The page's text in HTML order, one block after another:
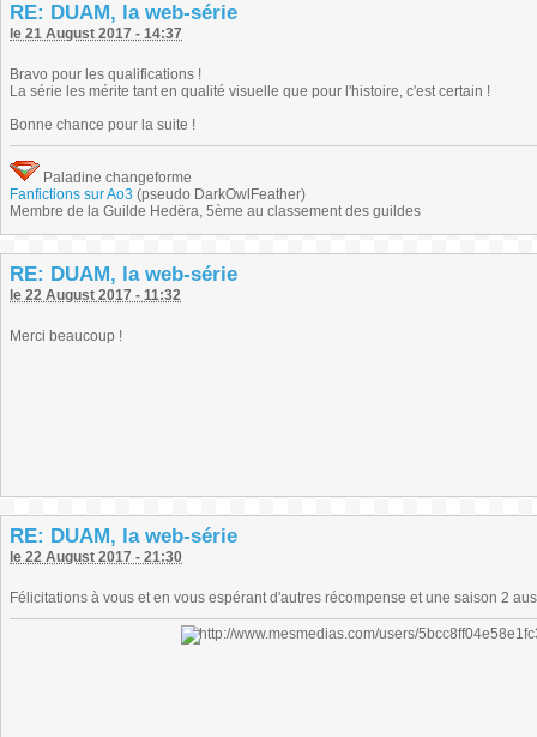
RE: DUAM, la web-série
le 21 August 2017 - 14:37
Bravo pour les qualifications !
La série les mérite tant en qualité visuelle que pour l'histoire, c'est certain !
Bonne chance pour la suite !
Paladine changeforme
Fanfictions sur Ao3 (pseudo DarkOwlFeather)
Membre de la Guilde Hedëra, 5ème au classement des guildes
RE: DUAM, la web-série
le 22 August 2017 - 11:32
Merci beaucoup !
RE: DUAM, la web-série
le 22 August 2017 - 21:30
Félicitations à vous et en vous espérant d'autres récompense et une saison 2